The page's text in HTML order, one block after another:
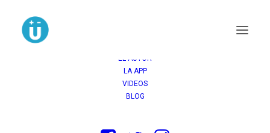
EL AUTOR
LA APP
VIDEOS
BLOG